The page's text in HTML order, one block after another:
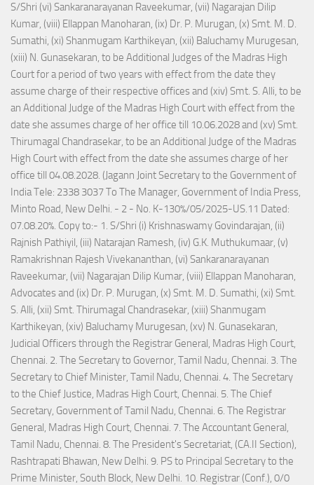
S/Shri (vi) Sankaranarayanan Raveekumar, (vii) Nagarajan Dilip
Kumar, (viii) Ellappan Manoharan, (ix) Dr. P. Murugan, (x) Smt. M. D.
Sumathi, (xi) Shanmugam Karthikeyan, (xii) Baluchamy Murugesan,
(xiii) N. Gunasekaran, to be Additional Judges of the Madras High
Court for a period of two years with effect from the date they
assume charge of their respective offices and (xiv) Smt. S. Alli, to be
an Additional Judge of the Madras High Court with effect from the
date she assumes charge of her office till 10.06.2028 and (xv) Smt.
Thirumagal Chandrasekar, to be an Additional Judge of the Madras
High Court with effect from the date she assumes charge of her
office till 04.08.2028. (Jagann Joint Secretary to the Government of
India Tele: 2338 3037 To The Manager, Government of India Press,
Minto Road, New Delhi. - 2 - No. K-130%/05/2025-US.11 Dated:
07.08.20%. Copy to:- 1. S/Shri (i) Krishnaswamy Govindarajan, (ii)
Rajnish Pathiyil, (iii) Natarajan Ramesh, (iv) G.K. Muthukumaar, (v)
Ramakrishnan Rajesh Vivekananthan, (vi) Sankaranarayanan
Raveekumar, (vii) Nagarajan Dilip Kumar, (viii) Ellappan Manoharan,
Advocates and (ix) Dr. P. Murugan, (x) Smt. M. D. Sumathi, (xi) Smt.
S. Alli, (xii) Smt. Thirumagal Chandrasekar, (xiii) Shanmugam
Karthikeyan, (xiv) Baluchamy Murugesan, (xv) N. Gunasekaran,
Judicial Officers through the Registrar General, Madras High Court,
Chennai. 2. The Secretary to Governor, Tamil Nadu, Chennai. 3. The
Secretary to Chief Minister, Tamil Nadu, Chennai. 4. The Secretary
to the Chief Justice, Madras High Court, Chennai. 5. The Chief
Secretary, Government of Tamil Nadu, Chennai. 6. The Registrar
General, Madras High Court, Chennai. 7. The Accountant General,
Tamil Nadu, Chennai. 8. The President's Secretariat, (CA.II Section),
Rashtrapati Bhawan, New Delhi. 9. PS to Principal Secretary to the
Prime Minister, South Block, New Delhi. 10. Registrar (Conf.), 0/0